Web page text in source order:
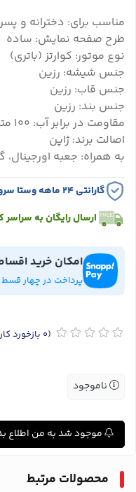
مناسب برای: دخترانه و
طرح صفحه نمایش: ساده
نوع موتور: کوارتز (باتری)
جنس شیشه: رزین
جنس قاب: رزین
جنس بند: رزین
مقاومت در برابر آب: ۱۰۰ متر
اصالت برند: ژاپن
به همراه: جعبه اورجینال،
گارانتی ۲۴ ماهه وستا سرویس
ارسال رایگان به
امکان خرید
پرداخت در چهار قسط
(0 بازخورد
ناموجود
موجود شد به من اطلاع
محصولات مرتبط